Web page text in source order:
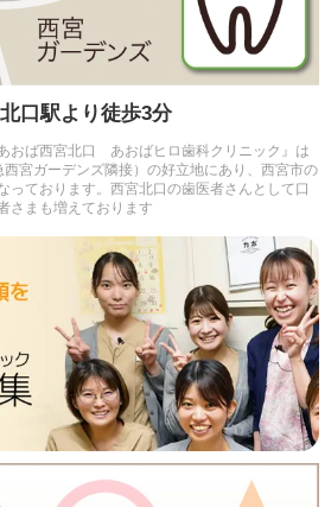
口駅より徒歩3分
おば西宮北口 あおばヒロ歯科クリニック』は
宮ガーデンズ隣接）の好立地にあり、西宮市の
っております。西宮北口の歯医者さんとして口
さまも増えております